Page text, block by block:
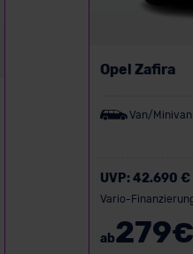
Opel Zafira
Van/Minivan
UVP:42.690 €
Vario-
ab279€